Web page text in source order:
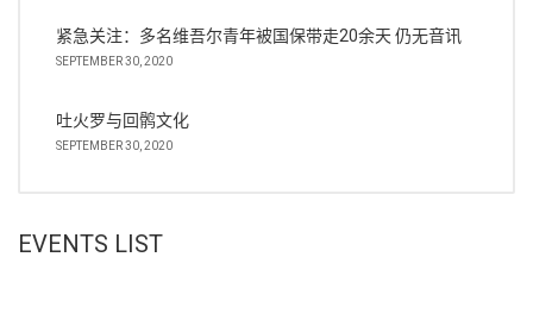
紧急关注：多名维吾尔青年被国保带走20余天 仍无音讯
SEPTEMBER 30, 2020
吐火罗与回鹘文化
SEPTEMBER 30, 2020
EVENTS LIST